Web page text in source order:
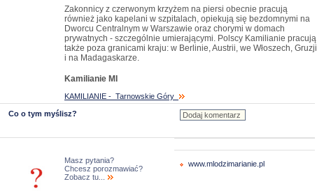
Zakonnicy z czerwonym krzyżem na piersi obecnie pracują
również jako kapelani w szpitalach, opiekują się bezdomnymi na
Dworcu Centralnym w Warszawie oraz chorymi w domach
prywatnych - szczególnie umierającymi. Polscy Kamilianie pracują
także poza granicami kraju: w Berlinie, Austrii, we Włoszech, Gruzji
i na Madagaskarze.
Kamilianie MI
KAMILIANIE - Tarnowskie Góry
Co o tym myślisz?
Masz pytania?
Chcesz porozmawiać?
Zobacz tu...
www.mlodzimarianie.pl